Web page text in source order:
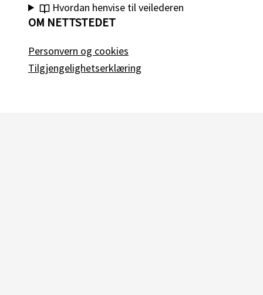
Hvordan henvise til veilederen
OM NETTSTEDET
Personvern og cookies
Tilgjengelighetserklæring